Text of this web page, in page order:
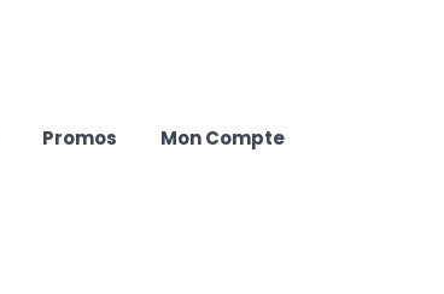
Promos Mon Compte